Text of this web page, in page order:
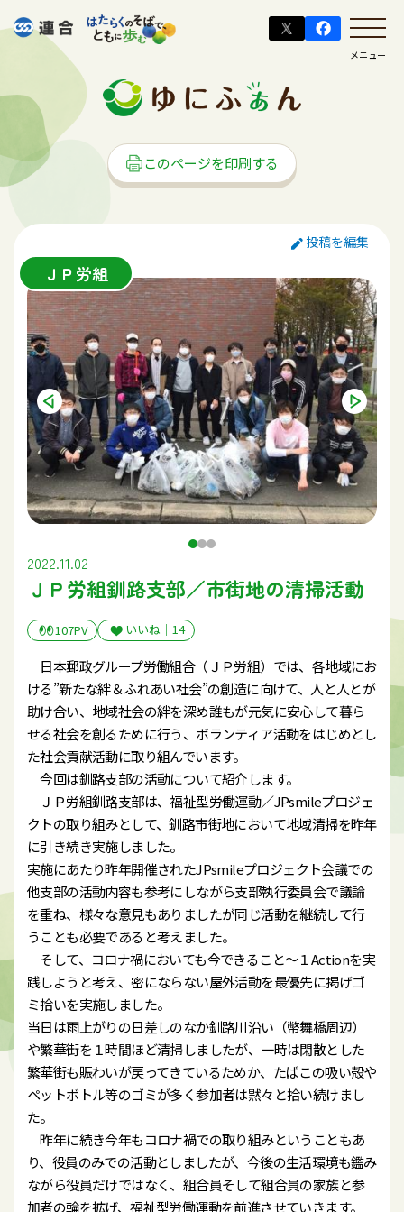
メニュー
このページを印刷する
投稿を編集
ＪＰ労組
2022.11.02
ＪＰ労組釧路支部／市街地の清掃活動
107PV いいね｜ 14
日本郵政グループ労働組合（ＪＰ労組）では、各地域にお
ける”新たな絆＆ふれあい社会”の創造に向けて、人と人とが
助け合い、地域社会の絆を深め誰もが元気に安心して暮ら
せる社会を創るために行う、ボランティア活動をはじめとし
た社会貢献活動に取り組んでいます。
今回は釧路支部の活動について紹介します。
ＪＰ労組釧路支部は、福祉型労働運動／JPsmileプロジェ
クトの取り組みとして、釧路市街地において地域清掃を昨年
に引き続き実施しました。
実施にあたり昨年開催されたJPsmileプロジェクト会議での
他支部の活動内容も参考にしながら支部執行委員会で議論
を重ね、様々な意見もありましたが同じ活動を継続して行
うことも必要であると考えました。
そして、コロナ禍においても今できること～１Actionを実
践しようと考え、密にならない屋外活動を最優先に掲げゴ
ミ拾いを実施しました。
当日は雨上がりの日差しのなか釧路川沿い（幣舞橋周辺）
や繁華街を１時間ほど清掃しましたが、一時は閑散とした
繁華街も賑わいが戻ってきているためか、たばこの吸い殻や
ペットボトル等のゴミが多く参加者は黙々と拾い続けまし
た。
昨年に続き今年もコロナ禍での取り組みということもあ
り、役員のみでの活動としましたが、今後の生活環境も鑑み
ながら役員だけではなく、組合員そして組合員の家族と参
加者の輪を拡げ、福祉型労働運動を前進させていきます。